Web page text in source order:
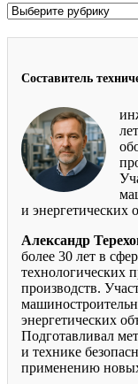
Рубрики
Составитель
и энергетических
Александр
более 30 лет в
технологических
производств.
энергетических
Подготавливал
и технике
применению